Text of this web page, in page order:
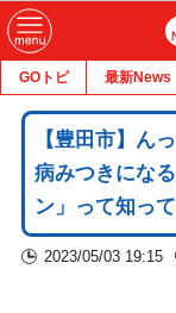
GOトピ 最新News
【豊田市】ん
病みつきにな
ン」って知っ
2023/05/03 19:15